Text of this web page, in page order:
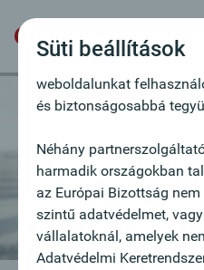
Süti beállítások
szövegfájlok, melyek
felismerését. Annak
hogy ajánlatainkat az Ön
weboldalunkat
és biztonságosabbá
Néhány
harmadik országokban
az Európai Bizottság
szintű adatvédelmet,
vállalatoknál, amelyek
Adatvédelmi